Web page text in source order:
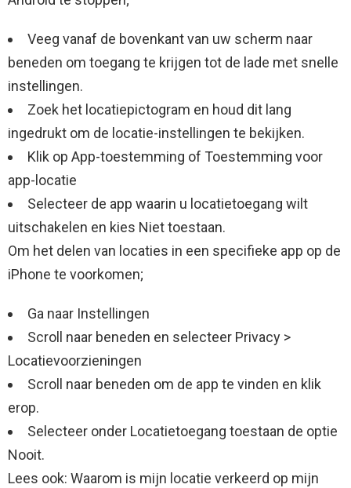
Veeg vanaf de bovenkant van uw scherm naar
beneden om toegang te krijgen tot de lade met snelle
instellingen.
Zoek het locatiepictogram en houd dit lang
ingedrukt om de locatie-instellingen te bekijken.
Klik op App-toestemming of Toestemming voor
app-locatie
Selecteer de app waarin u locatietoegang wilt
uitschakelen en kies Niet toestaan.
Om het delen van locaties in een specifieke app op de
iPhone te voorkomen;
Ga naar Instellingen
Scroll naar beneden en selecteer Privacy >
Locatievoorzieningen
Scroll naar beneden om de app te vinden en klik
erop.
Selecteer onder Locatietoegang toestaan ​​de optie
Nooit.
Lees ook: Waarom is mijn locatie verkeerd op mijn